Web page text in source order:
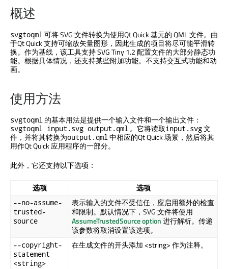
概述
svgtoqml可将 SVG 文件转换为使用Qt Quick基元的 QML 文件。由
于Qt Quick支持可缩放矢量图形，因此生成的项目将尽可能平滑转
换。作为基线，该工具支持 SVG Tiny 1.2 配置文件的大部分静态功
能。根据具体情况，还支持某些附加功能。不支持交互式功能和动
画。
使用方法
svgtoqml 的基本用法是提供一个输入文件和一个输出文件：
svgtoqml input.svg output.qml 。它将读取input.svg文
件，并将其转换为output.qml中相应的Qt Quick场景，然后将其
用作Qt Quick应用程序的一部分。
此外，它还支持以下选项：
选项 选项
--no-assume-
trusted-
source
表示输入的文件不受信任，应启用额外的检查
和限制。默认情况下，SVG 文件将使用
AssumeTrustedSource option进行解析。传递
该参数将取消设置该选项。
--copyright-
statement
<string>
在生成文件的开头添加 <string> 作为注释。